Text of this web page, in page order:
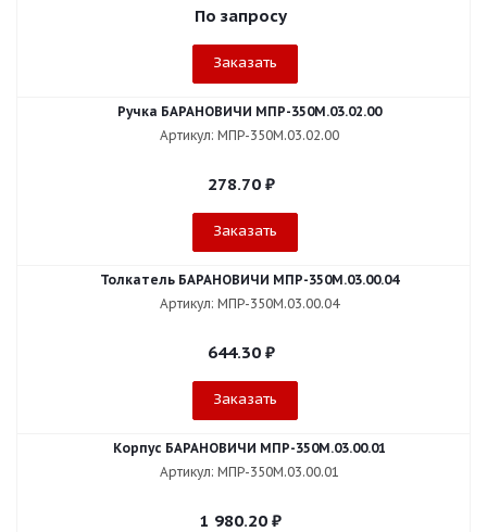
По запросу
Заказать
Ручка БАРАНОВИЧИ МПР-350М.03.02.00
Артикул: МПР-350М.03.02.00
278.70₽
Заказать
Толкатель БАРАНОВИЧИ МПР-350М.03.00.04
Артикул: МПР-350М.03.00.04
644.30₽
Заказать
Корпус БАРАНОВИЧИ МПР-350М.03.00.01
Артикул: МПР-350М.03.00.01
1 980.20 ₽